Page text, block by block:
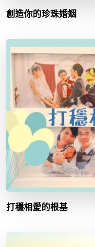
創造你的珍珠婚姻
打穩相愛的根基